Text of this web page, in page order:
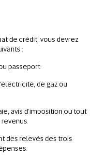
de crédit, vous devrez
:
passeport.
de gaz ou
avis d'imposition ou tout
des relevés des trois